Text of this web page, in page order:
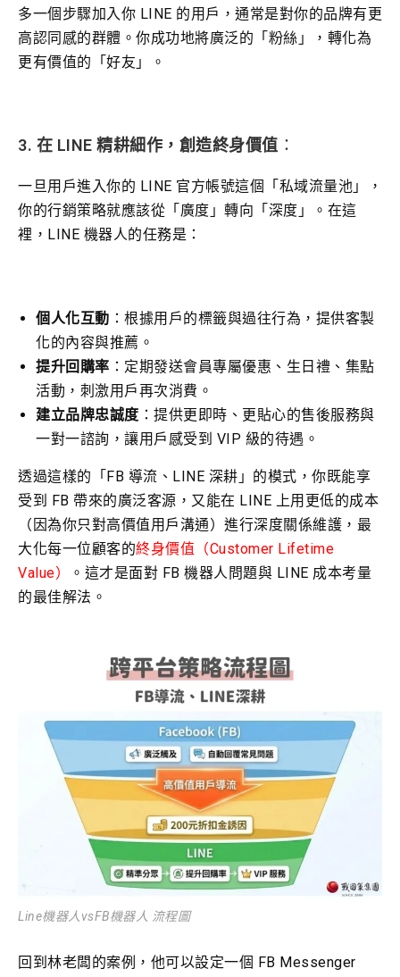
多一個步驟加入你 LINE 的用戶，通常是對你的品牌有更
高認同感的群體。你成功地將廣泛的「粉絲」，轉化為
更有價值的「好友」。
3. 在 LINE 精耕細作，創造終身價值 ：
一旦用戶進入你的 LINE 官方帳號這個「私域流量池」，
你的行銷策略就應該從「廣度」轉向「深度」。在這
裡，LINE 機器人的任務是：
個人化互動 ：根據用戶的標籤與過往行為，提供客製
化的內容與推薦。
提升回購率 ：定期發送會員專屬優惠、生日禮、集點
活動，刺激用戶再次消費。
建立品牌忠誠度 ：提供更即時、更貼心的售後服務與
一對一諮詢，讓用戶感受到 VIP 級的待遇。
透過這樣的「FB 導流、LINE 深耕」的模式，你既能享
受到 FB 帶來的廣泛客源，又能在 LINE 上用更低的成本
（因為你只對高價值用戶溝通）進行深度關係維護，最
大化每一位顧客的終身價值（Customer Lifetime
Value）
。這才是面對 FB 機器人問題與 LINE 成本考量
的最佳解法。
Line機器人vsFB機器人 流程圖
回到林老闆的案例，他可以設定一個 FB Messenger